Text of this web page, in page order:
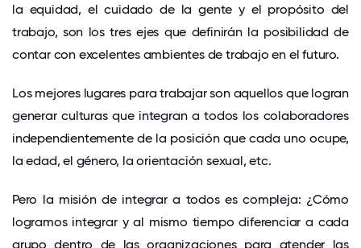
la equidad, el cuidado de la gente y el propósito del
trabajo, son los tres ejes que definirán la posibilidad de
contar con excelentes ambientes de trabajo en el futuro.
Los mejores lugares para trabajar son aquellos que logran
generar culturas que integran a todos los colaboradores
independientemente de la posición que cada uno ocupe,
la edad, el género, la orientación sexual, etc.
Pero la misión de integrar a todos es compleja: ¿Cómo
logramos integrar y al mismo tiempo diferenciar a cada
grupo dentro de las organizaciones para atender las